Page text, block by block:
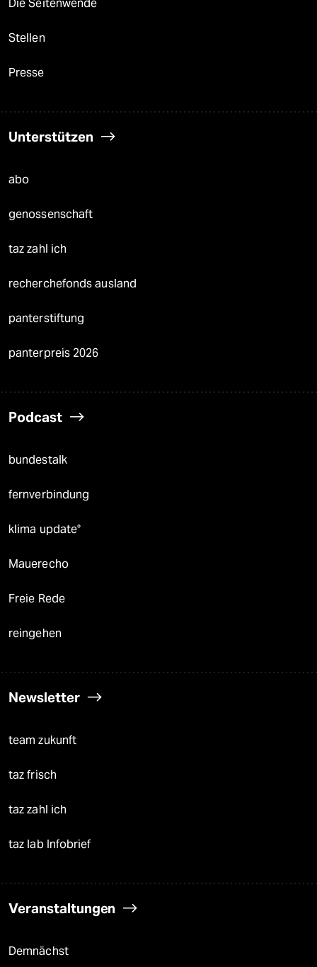
Die Seitenwende
Stellen
Presse
Unterstützen
abo
genossenschaft
taz zahl ich
recherchefonds ausland
panterstiftung
panterpreis 2026
Podcast
bundestalk
fernverbindung
klima update°
Mauerecho
Freie Rede
reingehen
Newsletter
team zukunft
taz frisch
taz zahl ich
taz lab Infobrief
Veranstaltungen
Demnächst